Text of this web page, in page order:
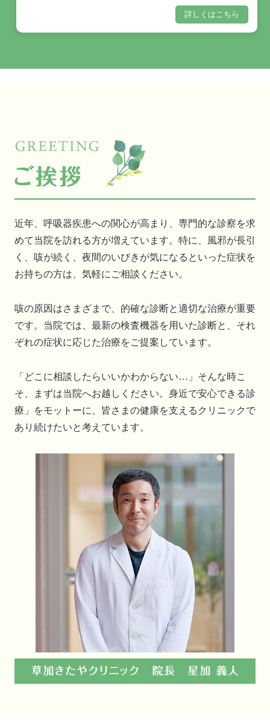
詳しくはこちら
近年、呼吸器疾患への関心が高まり、専門的な診察を求
めて当院を訪れる方が増えています。特に、風邪が長引
く、咳が続く、夜間のいびきが気になるといった症状を
お持ちの方は、気軽にご相談ください。
咳の原因はさまざまで、的確な診断と適切な治療が重要
です。当院では、最新の検査機器を用いた診断と、それ
ぞれの症状に応じた治療をご提案しています。
「どこに相談したらいいかわからない…」そんな時こ
そ、まずは当院へお越しください。身近で安心できる診
療」をモットーに、皆さまの健康を支えるクリニックで
あり続けたいと考えています。